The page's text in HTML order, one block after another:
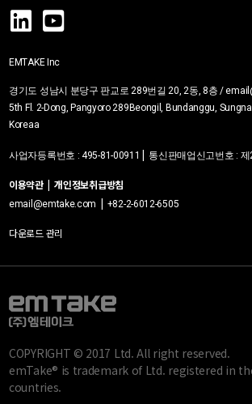
EMTAKE Inc
경기도 성남시 분당구 판교로 289번길 20, 2동, 8층 /
5th Fl. 2-Dong, Pangyoro 289Beongil, Bundanggu,
Koreaa
사업자등록번호 :495-81-00911 | 통신판매업신고번호 : 제
이용약관| 개인정보취급방침
email@emtake.com | +82-2-6012-6505
다운로드 관리
COPYRIGHT © 2017 Ltd. All right reserved.
emTake® is trademark of Ltd. registered in
countries.